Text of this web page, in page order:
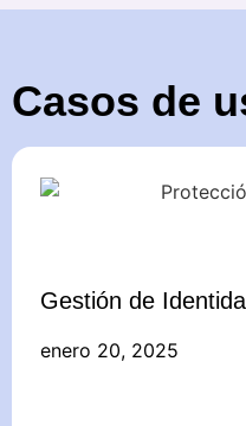
Casos de
Gestión de
enero 20, 2025